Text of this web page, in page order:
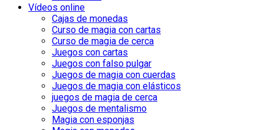
Vídeos online
Cajas de monedas
Curso de magia con cartas
Curso de magia de cerca
Juegos con cartas
Juegos con falso pulgar
Juegos de magia con cuerdas
Juegos de magia con elásticos
juegos de magia de cerca
Juegos de mentalismo
Magia con esponjas